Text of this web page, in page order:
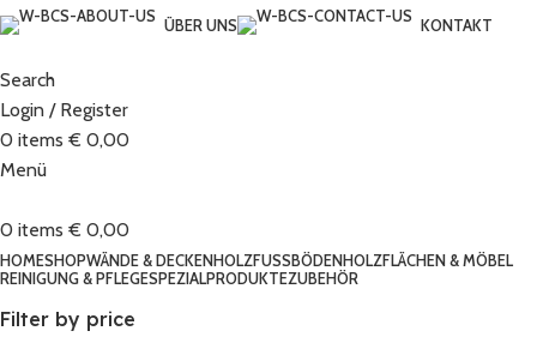
ÜBER UNS KONTAKT
Search
Login / Register
0 items € 0,00
Menü
0 items € 0,00
HOMESHOPWÄNDE & DECKENHOLZFUSSBÖDEN HOLZFLÄCHEN & MÖBEL
REINIGUNG & PFLEGESPEZIALPRODUKTEZUBEHÖR
Filter by price